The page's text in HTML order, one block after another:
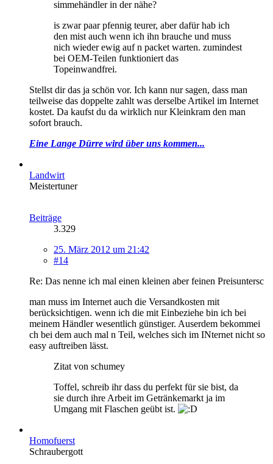
simmehändler in der nähe?
is zwar paar pfennig teurer, aber dafür hab ich
den mist auch wenn ich ihn brauche und muss
nich wieder ewig auf n packet warten. zumindest
bei OEM-Teilen funktioniert das
Topeinwandfrei.
Stellst dir das ja schön vor. Ich kann nur sagen, dass man
teilweise das doppelte zahlt was derselbe Artikel im Internet
kostet. Da kaufst du da wirklich nur Kleinkram den man
sofort brauch.
Eine Lange Dürre wird über uns kommen...
Landwirt
Meistertuner
Beiträge
3.329
25. März 2012 um 21:42
#14
Re: Das nenne ich mal einen kleinen aber feinen Preisuntersc
man muss im Internet auch die Versandkosten mit
berücksichtigen. wenn ich die mit Einbeziehe bin ich bei
meinem Händler wesentlich günstiger. Auserdem bekommei
ch bei dem auch mal n Teil, welches sich im INternet nicht so
easy auftreiben lässt.
Zitat von schumey
Toffel, schreib ihr dass du perfekt für sie bist, da
sie durch ihre Arbeit im Getränkemarkt ja im
Umgang mit Flaschen geübt ist.
Homofuerst
Schraubergott